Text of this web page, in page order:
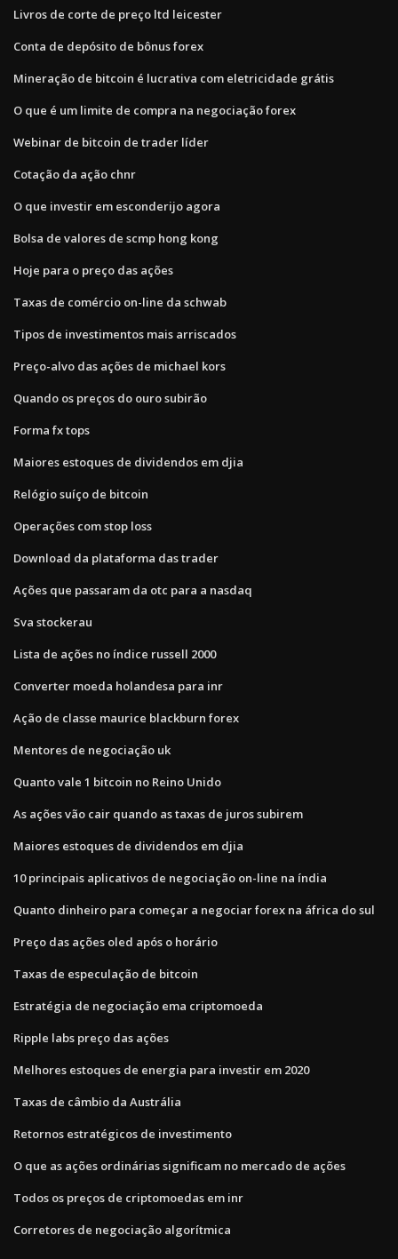
Livros de corte de preço ltd leicester
Conta de depósito de bônus forex
Mineração de bitcoin é lucrativa com eletricidade grátis
O que é um limite de compra na negociação forex
Webinar de bitcoin de trader líder
Cotação da ação chnr
O que investir em esconderijo agora
Bolsa de valores de scmp hong kong
Hoje para o preço das ações
Taxas de comércio on-line da schwab
Tipos de investimentos mais arriscados
Preço-alvo das ações de michael kors
Quando os preços do ouro subirão
Forma fx tops
Maiores estoques de dividendos em djia
Relógio suíço de bitcoin
Operações com stop loss
Download da plataforma das trader
Ações que passaram da otc para a nasdaq
Sva stockerau
Lista de ações no índice russell 2000
Converter moeda holandesa para inr
Ação de classe maurice blackburn forex
Mentores de negociação uk
Quanto vale 1 bitcoin no Reino Unido
As ações vão cair quando as taxas de juros subirem
Maiores estoques de dividendos em djia
10 principais aplicativos de negociação on-line na índia
Quanto dinheiro para começar a negociar forex na áfrica do sul
Preço das ações oled após o horário
Taxas de especulação de bitcoin
Estratégia de negociação ema criptomoeda
Ripple labs preço das ações
Melhores estoques de energia para investir em 2020
Taxas de câmbio da Austrália
Retornos estratégicos de investimento
O que as ações ordinárias significam no mercado de ações
Todos os preços de criptomoedas em inr
Corretores de negociação algorítmica